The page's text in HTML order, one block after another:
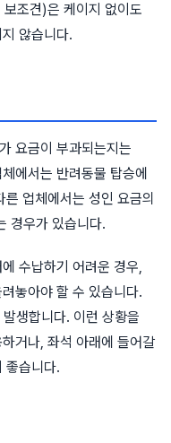
조견)은 케이지 없이도
않습니다.
요금이 부과되는지는
에서는 반려동물 탑승에
업체에서는 성인 요금의
경우가 있습니다.
수납하기 어려운 경우,
놓아야 할 수 있습니다.
생합니다. 이런 상황을
거나, 좌석 아래에 들어갈
좋습니다.